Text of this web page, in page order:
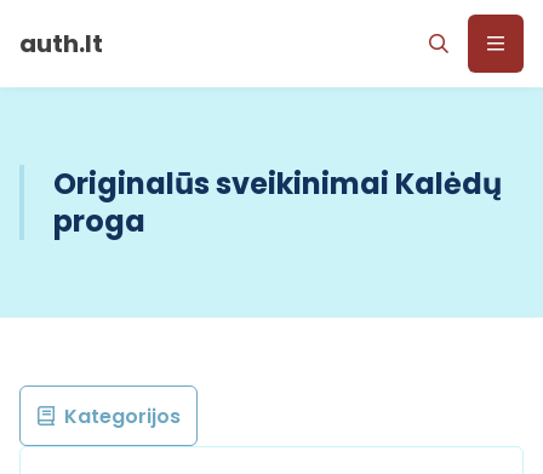
auth.lt
Originalūs sveikinimai Kalėdų
proga
Kategorijos